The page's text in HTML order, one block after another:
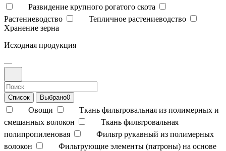
Развидение крупного рогатого скота
Растениеводство
Тепличное растениеводство
Хранение зерна
Исходная продукция
—
Список Выбрано0
Овощи
Ткань фильтровальная из полимерных и
смешанных волокон
Ткань фильтровальная
полипропиленовая
Фильтр рукавный из полимерных
волокон
Фильтрующие элементы (патроны) на основе